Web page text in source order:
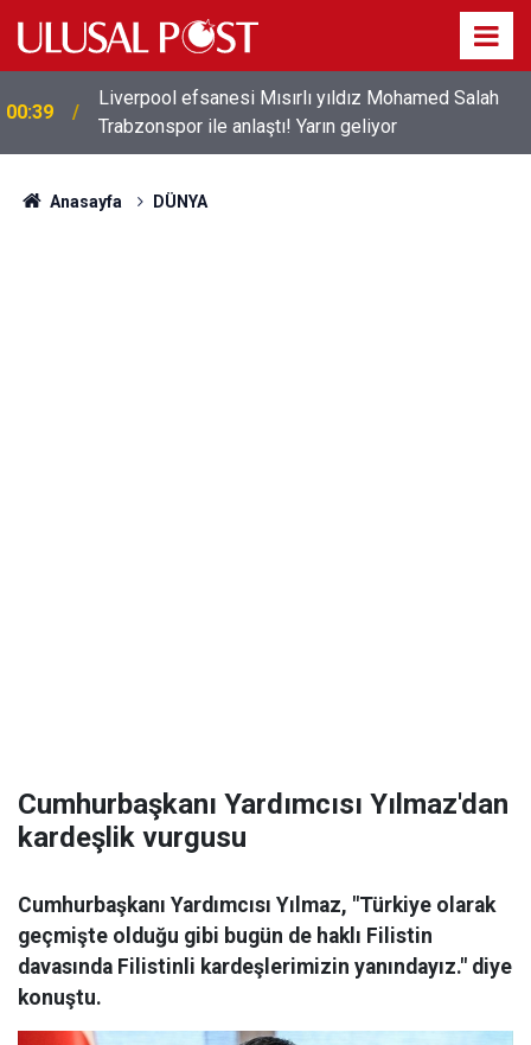
00:39
Liverpool efsanesi Mısırlı yıldız Mohamed Salah
Trabzonspor ile anlaştı! Yarın geliyor
Anasayfa DÜNYA
Cumhurbaşkanı Yardımcısı Yılmaz'dan
kardeşlik vurgusu
Cumhurbaşkanı Yardımcısı Yılmaz, "Türkiye olarak
geçmişte olduğu gibi bugün de haklı Filistin
davasında Filistinli kardeşlerimizin yanındayız." diye
konuştu.